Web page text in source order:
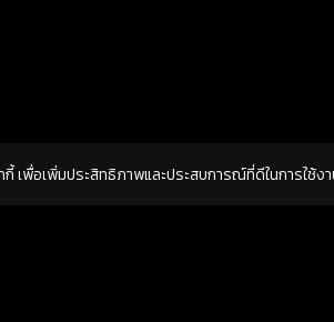
กี้ เพื่อเพิ่มประสิทธิภาพและประสบการณ์ที่ดีในการใช้งา